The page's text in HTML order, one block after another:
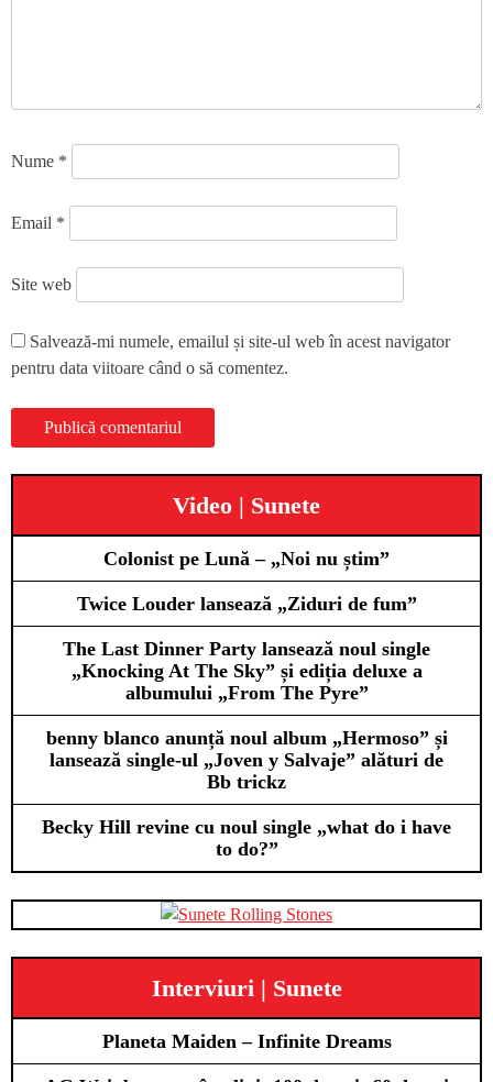
Nume *
Email *
Site web
Salvează-mi numele, emailul și site-ul web în acest navigator
pentru data viitoare când o să comentez.
Video | Sunete
Colonist pe Lună – „Noi nu știm”
Twice Louder lansează „Ziduri de fum”
The Last Dinner Party lansează noul single
„Knocking At The Sky” și ediția deluxe a
albumului „From The Pyre”
benny blanco anunță noul album „Hermoso” și
lansează single-ul „Joven y Salvaje” alături de
Bb trickz
Becky Hill revine cu noul single „what do i have
to do?”
Interviuri | Sunete
Planeta Maiden – Infinite Dreams